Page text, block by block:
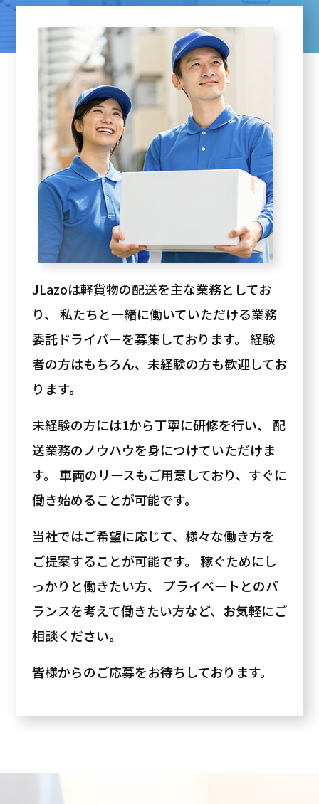
JLazoは軽貨物の配送を主な業務としてお
り、 私たちと一緒に働いていただける業務
委託ドライバーを募集しております。 経験
者の方はもちろん、未経験の方も歓迎してお
ります。
未経験の方には1から丁寧に研修を行い、 配
送業務のノウハウを身につけていただけま
す。 車両のリースもご用意しており、すぐに
働き始めることが可能です。
当社ではご希望に応じて、様々な働き方を
ご提案することが可能です。 稼ぐためにし
っかりと働きたい方、 プライベートとのバ
ランスを考えて働きたい方など、お気軽にご
相談ください。
皆様からのご応募をお待ちしております。